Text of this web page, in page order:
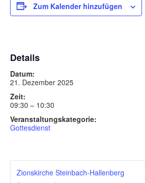
Zum Kalender hinzufügen
Details
Datum:
21. Dezember 2025
Zeit:
09:30 – 10:30
Veranstaltungskategorie:
Gottesdienst
Zionskirche Steinbach-Hallenberg